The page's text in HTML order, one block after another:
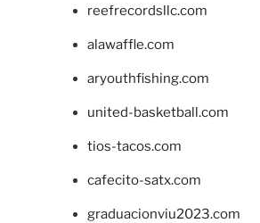
reefrecordsllc.com
alawaffle.com
aryouthfishing.com
united-basketball.com
tios-tacos.com
cafecito-satx.com
graduacionviu2023.com